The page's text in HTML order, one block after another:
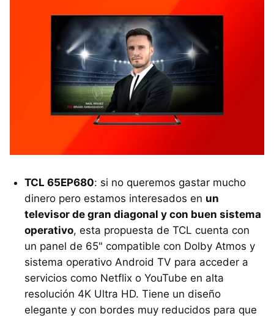
TCL 65EP680: si no queremos gastar mucho
dinero pero estamos interesados en un
televisor de gran diagonal y con buen sistema
operativo, esta propuesta de TCL cuenta con
un panel de 65" compatible con Dolby Atmos y
sistema operativo Android TV para acceder a
servicios como Netflix o YouTube en alta
resolución 4K Ultra HD. Tiene un diseño
elegante y con bordes muy reducidos para que